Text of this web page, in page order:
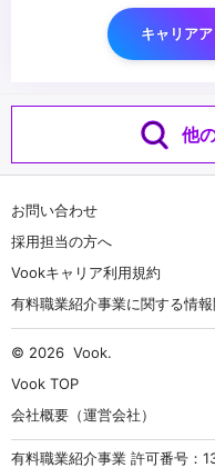
キャリア
他
お問い合わせ
採用担当の方へ
Vookキャリア利用規約
有料職業紹介事業に関する情
© 2026 Vook.
Vook TOP
会社概要（運営会社）
有料職業紹介事業 許可番号：